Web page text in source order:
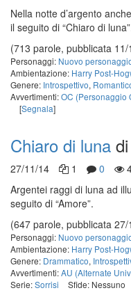
Nella notte d’argento
il seguito di “Chiaro di
(713 parole, pubblicata 11/
Personaggi: Nuovo
Ambientazione: Harry Post-
Genere: Introspettivo,
Avvertimenti:OC (Personaggio
[Segnala]
Chiaro di luna di
27/11/14 1 0
Argentei raggi di luna ad
seguito di “Amore”.
(647 parole, pubblicata 27/
Personaggi: Nuovo
Ambientazione: Harry Post-
Genere: Drammatico,
Avvertimenti:AU (Alternate
Serie:Sorrisi Sfide: Nessuno